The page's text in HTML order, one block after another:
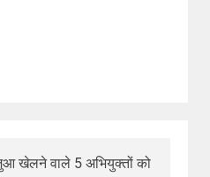
खेलने वाले 5 अभियुक्तों को